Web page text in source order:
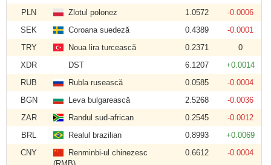
PLN
Zlotul polonez 1.0572
-0.0006
SEK
Coroana suedeză 0.4389
-0.0001
TRY
Noua lira turcească 0.2371
0
XDR
DST 6.1207
+0.0014
RUB
Rubla rusească 0.0585
-0.0004
BGN
Leva bulgarească 2.5268
-0.0036
ZAR
Randul sud-african 0.2545
-0.0012
BRL
Realul brazilian 0.8993
+0.0069
CNY
Renminbi-ul chinezesc
0.6612 -0.0004